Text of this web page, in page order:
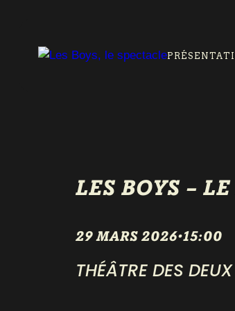
LES BOYS –
29 MARS 2026•15:00
THÉÂTRE DES